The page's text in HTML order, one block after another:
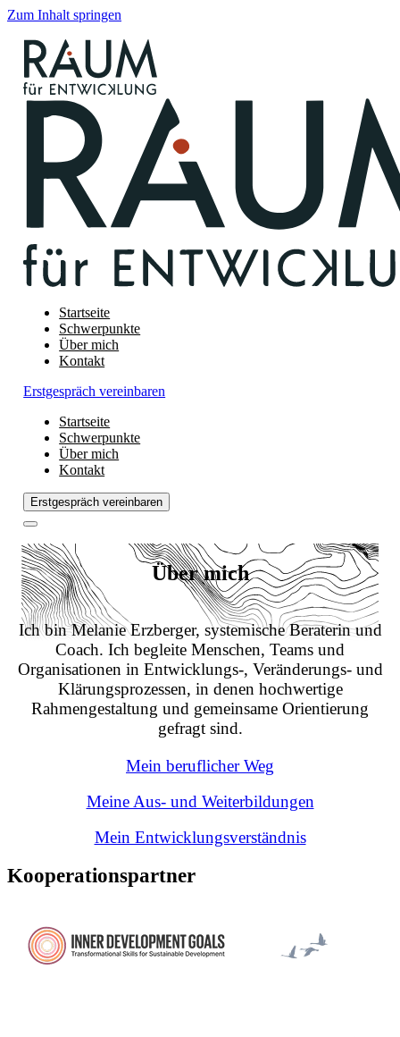
Zum Inhalt springen
Startseite
Schwerpunkte
Über mich
Kontakt
Erstgespräch vereinbaren
Startseite
Schwerpunkte
Über mich
Kontakt
Erstgespräch vereinbaren
Über mich
Ich bin Melanie Erzberger, systemische Beraterin und
Coach. Ich begleite Menschen, Teams und
Organisationen in Entwicklungs-, Veränderungs- und
Klärungsprozessen, in denen hochwertige
Rahmengestaltung und gemeinsame Orientierung
gefragt sind.
Mein beruflicher Weg
Meine Aus- und Weiterbildungen
Mein Entwicklungsverständnis
Kooperationspartner